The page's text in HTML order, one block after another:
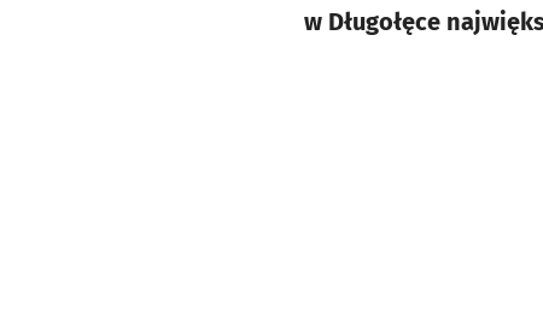
w Długołęce